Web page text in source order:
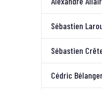
Sébastien
Sébastien
Cédric